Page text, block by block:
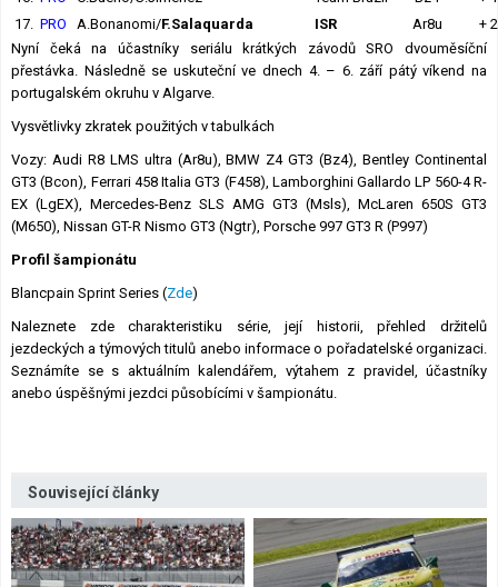
17. PRO A.Bonanomi/F.Salaquarda ISR Ar8u
+
Nyní čeká na účastníky seriálu krátkých závodů SRO dvouměsíční
přestávka. Následně se uskuteční ve dnech 4. – 6. září pátý víkend na
portugalském okruhu v Algarve.
Vysvětlivky zkratek použitých v tabulkách
Vozy: Audi R8 LMS ultra (Ar8u), BMW Z4 GT3 (Bz4), Bentley Continental
GT3 (Bcon), Ferrari 458 Italia GT3 (F458), Lamborghini Gallardo LP 560-4 R-
EX (LgEX), Mercedes-Benz SLS AMG GT3 (Msls), McLaren 650S GT3
(M650), Nissan GT-R Nismo GT3 (Ngtr), Porsche 997 GT3 R (P997)
Profil šampionátu
Blancpain Sprint Series (Zde)
Naleznete zde charakteristiku série, její historii, přehled držitelů
jezdeckých a týmových titulů anebo informace o pořadatelské organizaci.
Seznámíte se s aktuálním kalendářem, výtahem z pravidel, účastníky
anebo úspěšnými jezdci působícími v šampionátu.
Související články